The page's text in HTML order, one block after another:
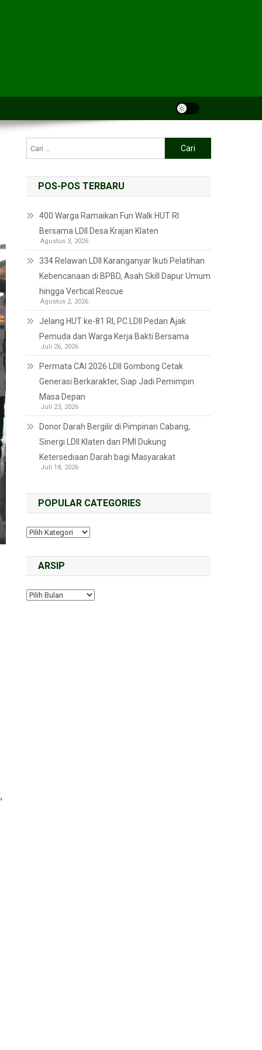
POS-POS TERBARU
400 Warga Ramaikan Fun Walk HUT RI
Bersama LDII Desa Krajan Klaten
Agustus 3, 2026
334 Relawan LDII Karanganyar Ikuti Pelatihan
Kebencanaan di BPBD, Asah Skill Dapur Umum
hingga Vertical Rescue
Agustus 2, 2026
Jelang HUT ke-81 RI, PC LDII Pedan Ajak
Pemuda dan Warga Kerja Bakti Bersama
Juli 26, 2026
Permata CAI 2026 LDII Gombong Cetak
Generasi Berkarakter, Siap Jadi Pemimpin
Masa Depan
Juli 23, 2026
Donor Darah Bergilir di Pimpinan Cabang,
Sinergi LDII Klaten dan PMI Dukung
Ketersediaan Darah bagi Masyarakat
Juli 18, 2026
POPULAR CATEGORIES
ARSIP